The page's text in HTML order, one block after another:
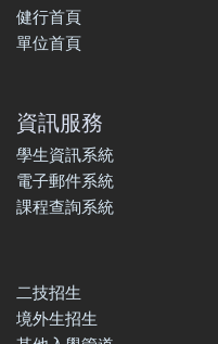
健行首頁
單位首頁
資訊服務
學生資訊系統
電子郵件系統
課程查詢系統
二技招生
境外生招生